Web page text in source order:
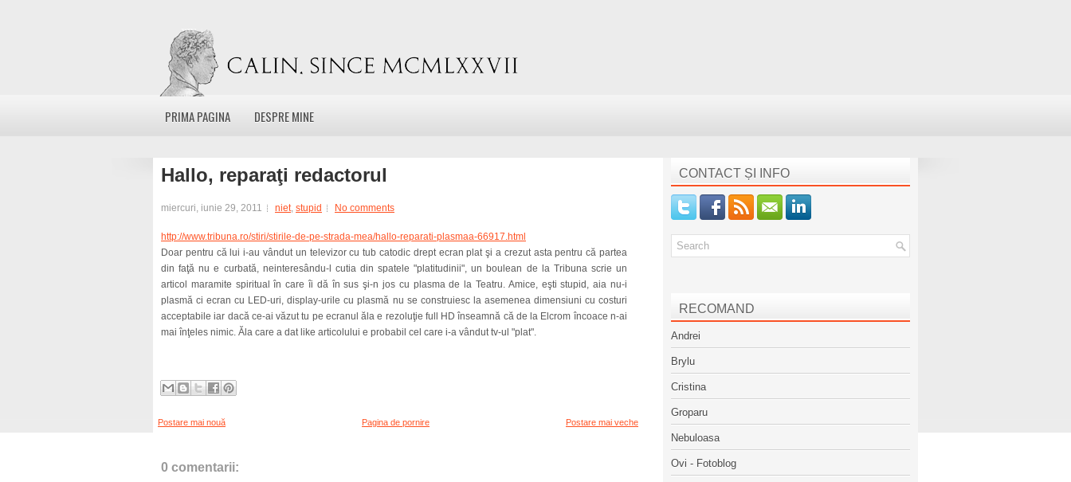
PRIMA PAGINA DESPRE MINE
Hallo, reparaţi redactorul
miercuri, iunie 29, 2011 niet, stupid No comments
http://www.tribuna.ro/stiri/stirile-de-pe-strada-mea/hallo-reparati-plasmaa-66917.html
Doar pentru că lui i-au vândut un televizor cu tub catodic drept ecran plat şi a crezut asta pentru că partea
din faţă nu e curbată, neinteresându-l cutia din spatele "platitudinii", un boulean de la Tribuna scrie un
articol maramite spiritual în care îi dă în sus şi-n jos cu plasma de la Teatru. Amice, eşti stupid, aia nu-i
plasmă ci ecran cu LED-uri, display-urile cu plasmă nu se construiesc la asemenea dimensiuni cu costuri
acceptabile iar dacă ce-ai văzut tu pe ecranul ăla e rezoluţie full HD înseamnă că de la Elcrom încoace n-ai
mai înţeles nimic. Ăla care a dat like articolului e probabil cel care i-a vândut tv-ul "plat".
Postare mai nouă Postare mai veche
Pagina de pornire
0 comentarii:
CONTACT ȘI INFO
RECOMAND
Andrei
Brylu
Cristina
Groparu
Nebuloasa
Ovi - Fotoblog